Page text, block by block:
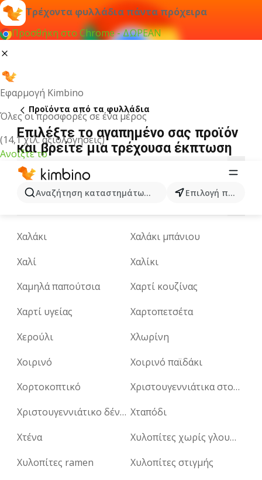
Τρέχοντα φυλλάδια πάντα πρόχειρα
Προσθήκη στο Chrome - ΔΩΡΕΑΝ
Εφαρμογή Kimbino
Όλες οι προσφορές σε ένα μέρος
(14,1 χιλ. αξιολογήσεις)
Ανοίξτε το
Αναζήτηση καταστημάτων, κατηγοριών, προϊόντων...
Επιλογή πόλης
Προϊόντα από τα φυλλάδια
Επιλέξτε το αγαπημένο σας προϊόν
και βρείτε μια τρέχουσα έκπτωση
A B C L
O
P R S T U W X Y
Χαλάκι
Χαλάκι μπάνιου
Χαλί
Χαλίκι
Χαμηλά παπούτσια
Χαρτί κουζίνας
Χαρτί υγείας
Χαρτοπετσέτα
Χερούλι
Χλωρίνη
Χοιρινό
Χοιρινό παϊδάκι
Χορτοκοπτικό
Χριστουγεννιάτικα στολίδια
Χριστουγεννιάτικο δέντρο Χταπόδι
Χτένα
Χυλοπίτες χωρίς γλουτένη
Χυλοπίτες ramen
Χυλοπίτες στιγμής